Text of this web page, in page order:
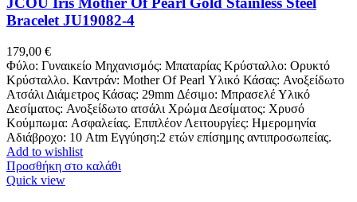
Bracelet JU19082-4
179,00 €
Φύλο: Γυναικείο Μηχανισμός: Μπαταρίας Κρύσταλλο: Ορυκτό
Κρύσταλλο. Καντράν: Mother Of Pearl Υλικό Κάσας: Ανοξείδωτο
Ατσάλι Διάμετρος Κάσας: 29mm Δέσιμο: Μπρασελέ Υλικό
Δεσίματος: Ανοξείδωτο ατσάλι Χρώμα Δεσίματος: Χρυσό
Κούμπωμα: Ασφαλείας. Επιπλέον Λειτουργίες: Ημερομηνία
Αδιάβροχο: 10 Atm Εγγύηση:2 ετών επίσημης αντιπροσωπείας.
Add to wishlist
Προσθήκη στο καλάθι
Quick view